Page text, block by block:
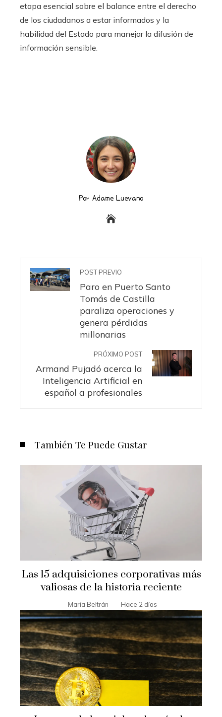
etapa esencial sobre el balance entre el derecho
de los ciudadanos a estar informados y la
habilidad del Estado para manejar la difusión de
información sensible.
Por Adame Luevano
POST PREVIO
Paro en Puerto Santo
Tomás de Castilla
paraliza operaciones y
genera pérdidas
millonarias
PRÓXIMO POST
Armand Pujadó acerca la
Inteligencia Artificial en
español a profesionales
También Te Puede Gustar
Las 15 adquisiciones corporativas más
valiosas de la historia reciente
María Beltrán Hace 2 días